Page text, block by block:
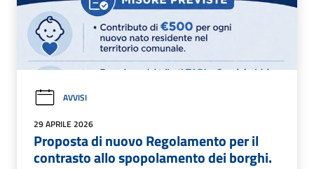
AVVISI
29 APRILE 2026
Proposta di nuovo Regolamento per il
contrasto allo spopolamento dei borghi.